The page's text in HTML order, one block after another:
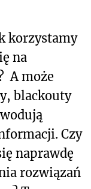
korzystamy
na
A może
blackouty
Czy
naprawdę
rozwiązań